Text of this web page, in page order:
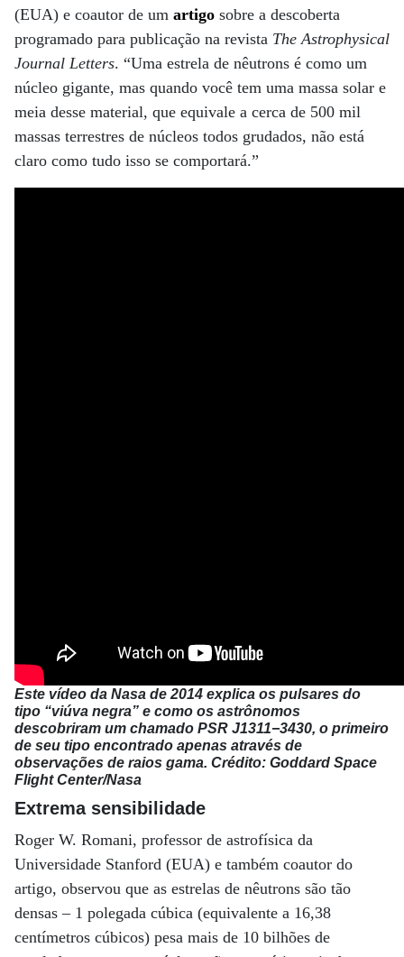
(EUA) e coautor de um artigo sobre a descoberta
programado para publicação na revista The Astrophysical
Journal Letters. “Uma estrela de nêutrons é como um
núcleo gigante, mas quando você tem uma massa solar e
meia desse material, que equivale a cerca de 500 mil
massas terrestres de núcleos todos grudados, não está
claro como tudo isso se comportará.”
Este vídeo da Nasa de 2014 explica os pulsares do
tipo “viúva negra” e como os astrônomos
descobriram um chamado PSR J1311−3430, o primeiro
de seu tipo encontrado apenas através de
observações de raios gama. Crédito: Goddard Space
Flight Center/Nasa
Extrema sensibilidade
Roger W. Romani, professor de astrofísica da
Universidade Stanford (EUA) e também coautor do
artigo, observou que as estrelas de nêutrons são tão
densas – 1 polegada cúbica (equivalente a 16,38
centímetros cúbicos) pesa mais de 10 bilhões de